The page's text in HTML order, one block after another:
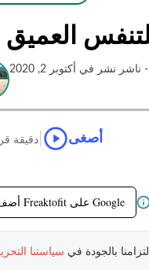
العميق
- ناشر نشر في أكتوبر 2, 2020
11 دقيقة أصغى
أضف Freaktofit على Google
بالجودة في سياستنا